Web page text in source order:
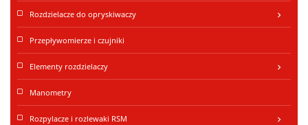
Rozdzielacze do opryskiwaczy keyboard_arrow_right
Przepływomierze i czujniki
Elementy rozdzielaczy keyboard_arrow_right
Manometry
Rozpylacze i rozlewaki RSM keyboard_arrow_right